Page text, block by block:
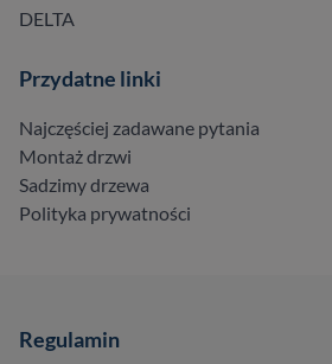
DELTA
Przydatne linki
Najczęściej zadawane pytania
Montaż drzwi
Sadzimy drzewa
Polityka prywatności
Regulamin